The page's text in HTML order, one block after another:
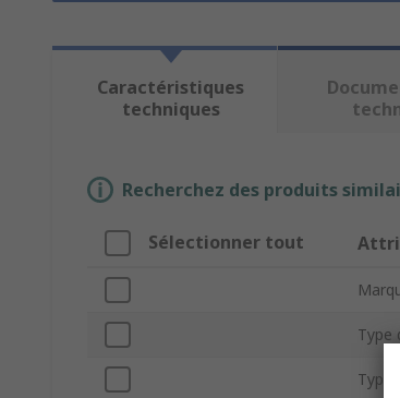
Caractéristiques
techniques
Recherchez des produits
Sélectionner tout
Type
Type